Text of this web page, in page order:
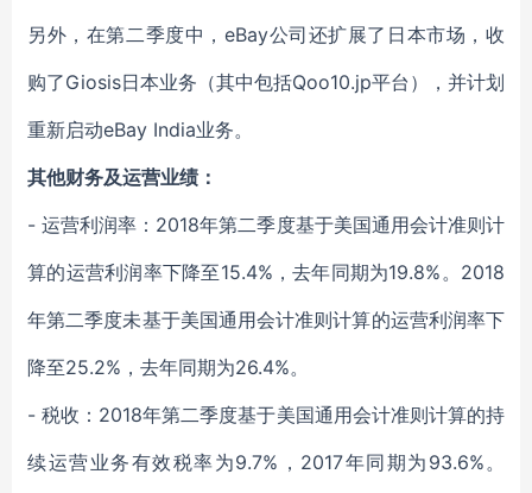
另外，在第二季度中，eBay公司还扩展了日本市场，收
购了Giosis日本业务（其中包括Qoo10.jp平台），并计划
重新启动eBay India业务。
其他财务及运营业绩：
- 运营利润率：2018年第二季度基于美国通用会计准则计
算的运营利润率下降至15.4%，去年同期为19.8%。2018
年第二季度未基于美国通用会计准则计算的运营利润率下
降至25.2%，去年同期为26.4%。
- 税收：2018年第二季度基于美国通用会计准则计算的持
续运营业务有效税率为9.7%，2017年同期为93.6%。